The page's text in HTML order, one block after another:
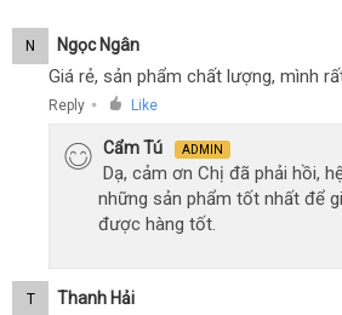
N Ngọc Ngân
Giá rẻ, sản phẩm chất lượng, mình
Reply ● Like
Cẩm Tú ADMIN
Dạ, cảm ơn Chị đã phải hồi,
những sản phẩm tốt nhất để
được hàng tốt.
T Thanh Hải